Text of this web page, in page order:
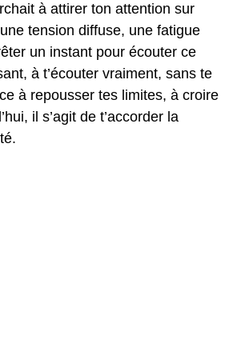
à attirer ton attention sur
tension diffuse, une fatigue
un instant pour écouter ce
à t’écouter vraiment, sans te
à repousser tes limites, à croire
il s’agit de t’accorder la